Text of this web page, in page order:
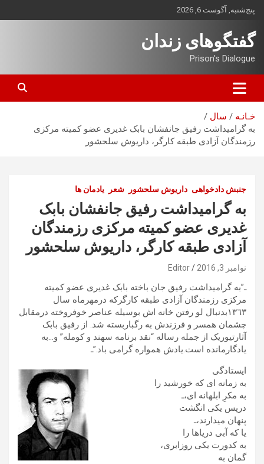
محتوا
بروید
پنج‌شنبه, آگوست 6, 2026
گفتگوهای زندان
Prison's Dialogue
خـانـه
سال
به گرامیداشت رفیق جانفشان بابک غدیری عضو کمیته مرکزی
رزمندگان آزادی طبقه کارگر، داریوش سلحشور
جنبش دادخواهی داریوش سلحشور شعر یادمان ها
به گرامیداشت رفیق جانفشان بابک
غدیری عضو کمیته مرکزی رزمندگان
آزادی طبقه کارگر، داریوش سلحشور
نوامبر 3, 2016 Editor
ـ”به گرامیداشت رفیق جان باخته بابک غدیری عضو کمیته
مرکزی رزمندگان آزادی طبقه کارگرکه درمهرماه سال
١٣٦٣بدنبال لو رفتن خانه اش بوسیله عناصر خوفروخته درمقابل
چشمان همسر و فرزندش به رگباربسته شد. از رفیق بابک
آثارتیوریک از جمله رساله “نقد برنامه سهند و کومله” و…به
یادگارمانده است.یادش همواره گرامی باد.”ـ
ایستادگی
به زمانه ای که خورشید را
به مکرِ ابلهانه ای،ـ
درپس یکی انگشت
پنهان میدارند،ـ
یا که آبی دریاها را
به کدورت یکی روزابری،
گمان به